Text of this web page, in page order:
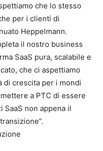
che lo stesso
per i clienti di
Heppelmann.
il nostro business
SaaS pura, scalabile e
che ci aspettiamo
di crescita per i mondi
a PTC di essere
SaaS non appena il